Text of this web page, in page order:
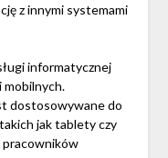
z innymi systemami
informatycznej
dostosowywane do
jak tablety czy
pracowników